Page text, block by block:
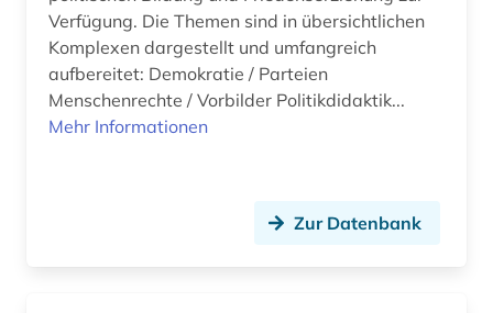
arbeitshilfen (1)
arbeitslosigkeit (2)
arbeitsmarkt (2)
arbeitsmedizin (2)
Suedostasien (1)
Suedosteuropa (4)
Thueringen (6)
Verfügung. Die Themen sind in übersichtlichen
Komplexen dargestellt und umfangreich
aufbereitet: Demokratie / Parteien
Menschenrechte / Vorbilder Politikdidaktik...
Mehr Informationen
Zur Datenbank